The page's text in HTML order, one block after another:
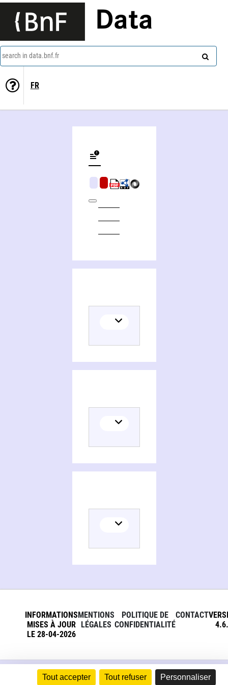
Tout accepter Tout refuser Personnaliser
Data
search in data.bnf.fr
FR
INFORMATIONS
MISES À JOUR
LE 28-04-2026
MENTIONS
LÉGALES
POLITIQUE DE
CONFIDENTIALITÉ
CONTACT